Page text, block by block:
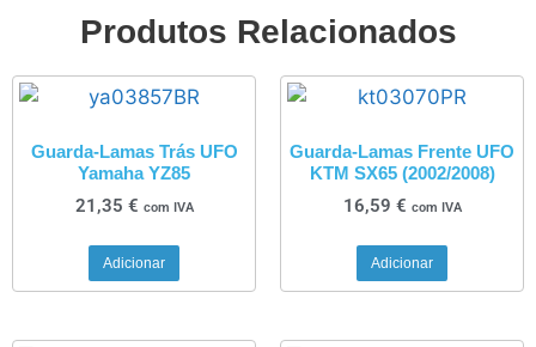
Produtos Relacionados
Guarda-Lamas Trás UFO
Yamaha YZ85
21,35 € com IVA
Adicionar
Guarda-Lamas Frente UFO
KTM SX65 (2002/2008)
16,59 € com IVA
Adicionar